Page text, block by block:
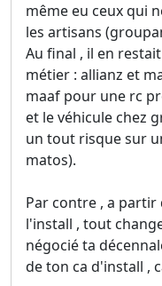
même eu ceux qui
les artisans
Au final , il en
métier : allianz et
maaf pour une rc
et le véhicule chez
un tout risque sur
matos).
Par contre , a
l'install , tout
négocié ta
de ton ca d'install ,